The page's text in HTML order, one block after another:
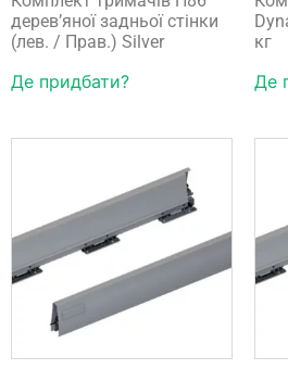
дерев’яної задньої стінки
(лев. / Прав.) Silver
Де придбати?
кг
Де